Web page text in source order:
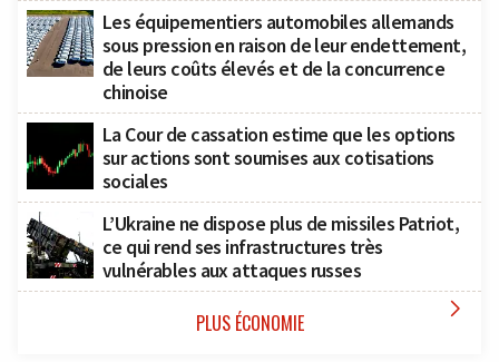
Les équipementiers automobiles allemands
sous pression en raison de leur endettement,
de leurs coûts élevés et de la concurrence
chinoise
La Cour de cassation estime que les options
sur actions sont soumises aux cotisations
sociales
L’Ukraine ne dispose plus de missiles Patriot,
ce qui rend ses infrastructures très
vulnérables aux attaques russes
PLUS ÉCONOMIE 